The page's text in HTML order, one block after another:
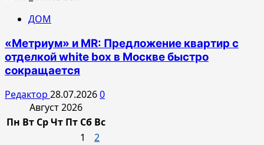
ДОМ
«Метриум» и MR: Предложение квартир с
отделкой white box в Москве быстро
сокращается
Редактор 28.07.20260
Август 2026
Пн Вт СрЧт Пт Сб Вс
1
2